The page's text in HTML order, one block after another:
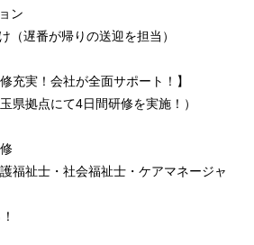
ン
遅番が帰りの送迎を担当）
充実！会社が全面サポート！】
県拠点にて4日間研修を実施！）
福祉士・社会福祉士・ケアマネージャ